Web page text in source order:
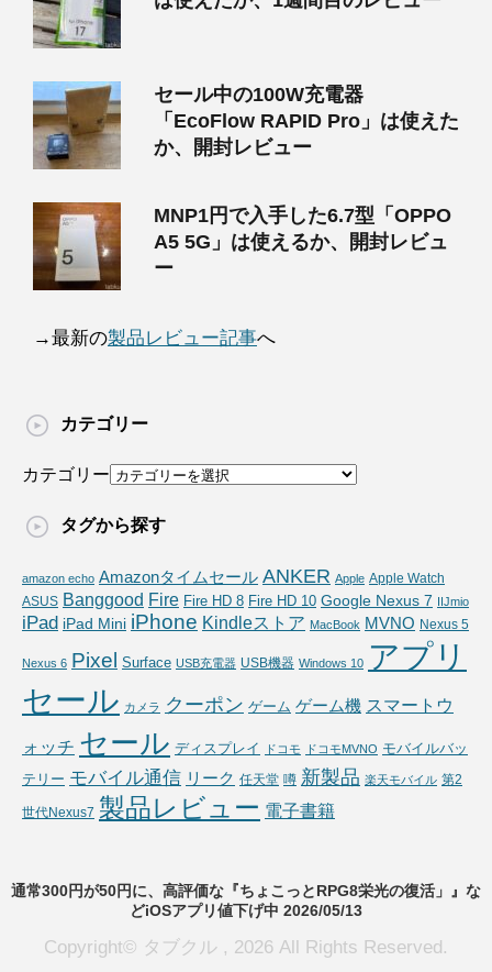
セール中の100W充電器
「EcoFlow RAPID Pro」は使えた
か、開封レビュー
MNP1円で入手した6.7型「OPPO
A5 5G」は使えるか、開封レビュ
ー
→最新の製品レビュー記事へ
カテゴリー
カテゴリー
タグから探す
amazon echo Amazonタイムセール ANKER Apple Apple Watch
ASUS Banggood Fire Fire HD 8 Fire HD 10 Google Nexus 7 IIJmio
iPad iPad Mini iPhone Kindleストア MacBook MVNO Nexus 5
Nexus 6 Pixel Surface USB充電器 USB機器 Windows 10 アプリ
セール カメラ クーポン ゲーム ゲーム機 スマートウ
ォッチ セール ディスプレイ ドコモ ドコモMVNO モバイルバッ
テリー モバイル通信 リーク 任天堂 噂 新製品 楽天モバイル 第2
世代Nexus7 製品レビュー 電子書籍
通常300円が50円に、高評価な『ちょこっとRPG8栄光の復活」』な
どiOSアプリ値下げ中 2026/05/13
Copyright© タブクル , 2026 All Rights Reserved.